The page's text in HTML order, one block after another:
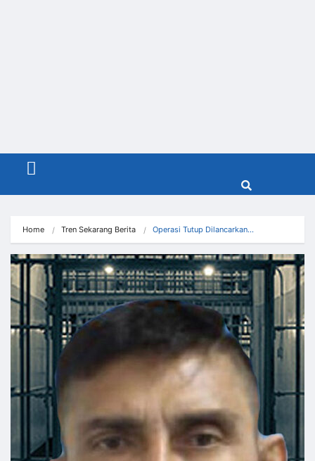
Menu
Home Tren Sekarang Berita Operasi Tutup Dilancarkan…